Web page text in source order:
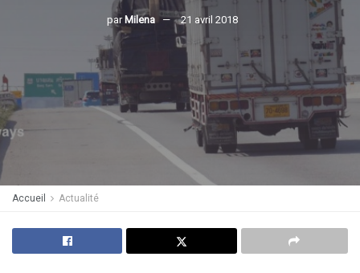
par Milena 21 avril 2018
Accueil Actualité